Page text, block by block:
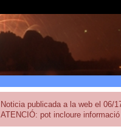
Noticia publicada a la web el 06/
ATENCIÓ: pot incloure